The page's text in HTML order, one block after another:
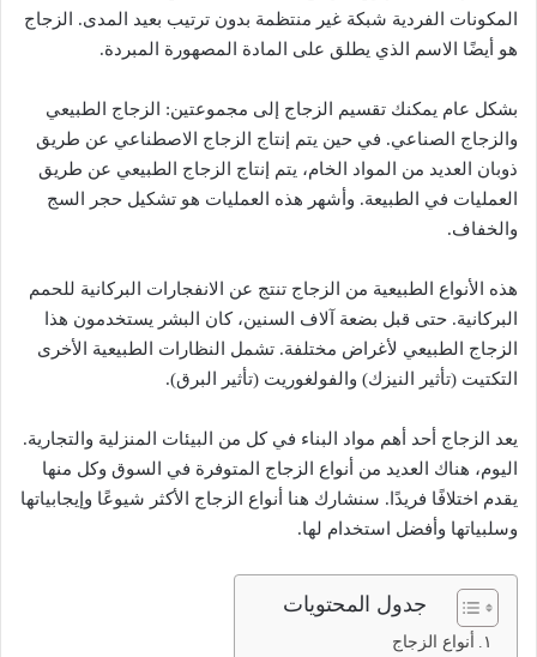
المكونات الفردية شبكة غير منتظمة بدون ترتيب بعيد المدى. الزجاج
هو أيضًا الاسم الذي يطلق على المادة المصهورة المبردة.
بشكل عام يمكنك تقسيم الزجاج إلى مجموعتين: الزجاج الطبيعي
والزجاج الصناعي. في حين يتم إنتاج الزجاج الاصطناعي عن طريق
ذوبان العديد من المواد الخام، يتم إنتاج الزجاج الطبيعي عن طريق
العمليات في الطبيعة. وأشهر هذه العمليات هو تشكيل حجر السج
والخفاف.
هذه الأنواع الطبيعية من الزجاج تنتج عن الانفجارات البركانية للحمم
البركانية. حتى قبل بضعة آلاف السنين، كان البشر يستخدمون هذا
الزجاج الطبيعي لأغراض مختلفة. تشمل النظارات الطبيعية الأخرى
التكتيت (تأثير النيزك) والفولغوريت (تأثير البرق).
يعد الزجاج أحد أهم مواد البناء في كل من البيئات المنزلية والتجارية.
اليوم، هناك العديد من أنواع الزجاج المتوفرة في السوق وكل منها
يقدم اختلافًا فريدًا. سنشارك هنا أنواع الزجاج الأكثر شيوعًا وإيجابياتها
وسلبياتها وأفضل استخدام لها.
جدول المحتويات
أنواع الزجاج